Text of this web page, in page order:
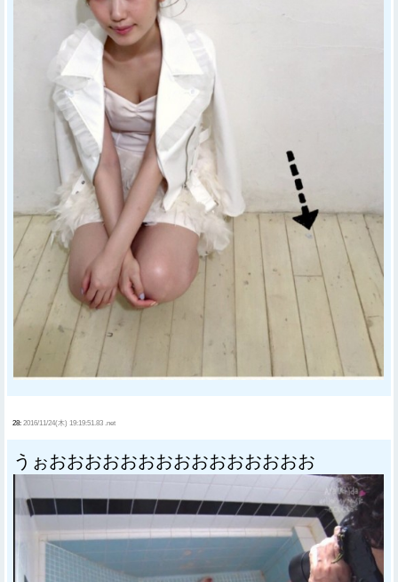
28: 2016/11/24(木) 19:19:51.83 .net
うぉおおおおおおおおおおおおおおお